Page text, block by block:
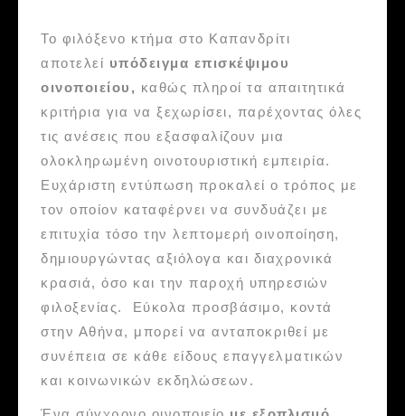
Το φιλόξενο κτήμα στο Καπανδρίτι
αποτελεί υπόδειγμα επισκέψιμου
οινοποιείου, καθώς πληροί τα απαιτητικά
κριτήρια για να ξεχωρίσει, παρέχοντας όλες
τις ανέσεις που εξασφαλίζουν μια
ολοκληρωμένη οινοτουριστική εμπειρία.
Ευχάριστη εντύπωση προκαλεί ο τρόπος με
τον οποίον καταφέρνει να συνδυάζει με
επιτυχία τόσο την λεπτομερή οινοποίηση,
δημιουργώντας αξιόλογα και διαχρονικά
κρασιά, όσο και την παροχή υπηρεσιών
φιλοξενίας. Εύκολα προσβάσιμο, κοντά
στην Αθήνα, μπορεί να ανταποκριθεί με
συνέπεια σε κάθε είδους επαγγελματικών
και κοινωνικών εκδηλώσεων.